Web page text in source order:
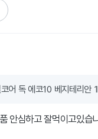
어 독 에코10 베지테리안
안심하고 잘먹이고있습